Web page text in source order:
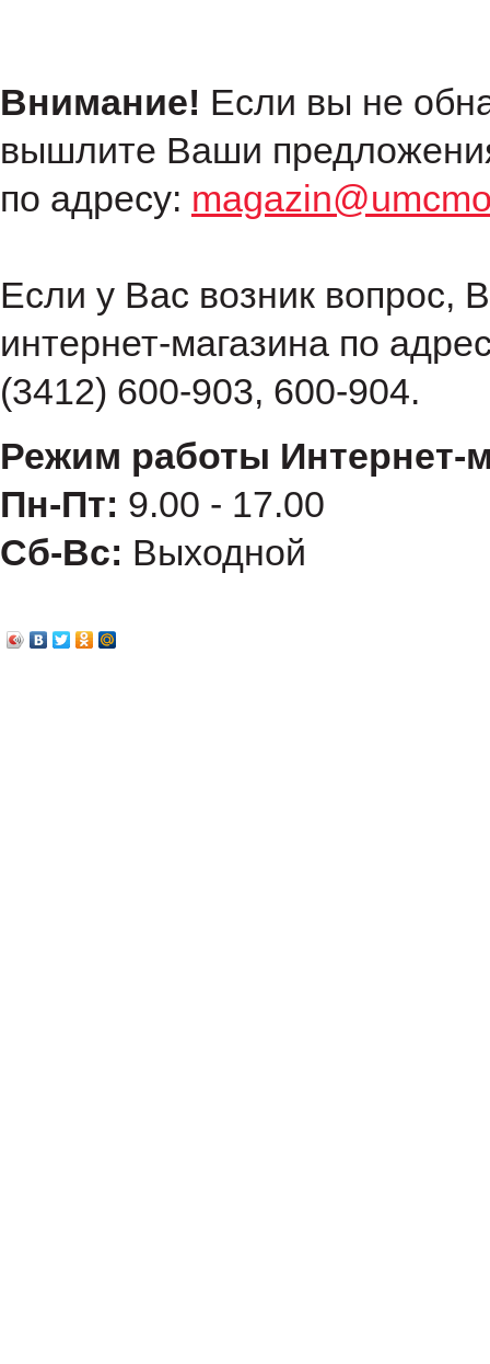
Внимание! Если вы не
вышлите Ваши
по адресу:
Если у Вас возник вопрос,
интернет-магазина по
(3412) 600-903, 600-904.
Режим работы Интернет-
Пн-Пт: 9.00 - 17.00
Сб-Вс: Выходной